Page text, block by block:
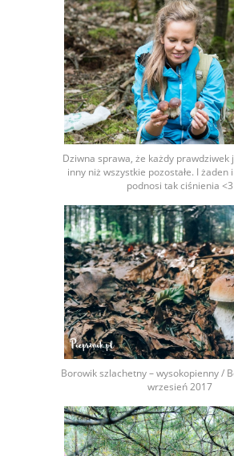
Dziwna sprawa, że każdy prawdziwek
inny niż wszystkie pozostałe. I żaden
podnosi tak ciśnienia <3
Borowik szlachetny – wysokopienny /
wrzesień 2017